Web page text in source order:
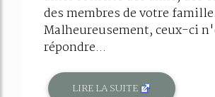
des membres de votre famille.
Malheureusement, ceux-ci
répondre...
LIRE LA SUITE